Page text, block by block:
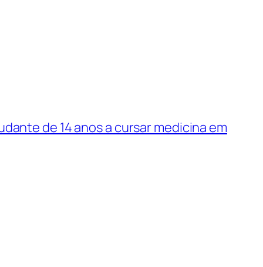
de 14 anos a cursar medicina em